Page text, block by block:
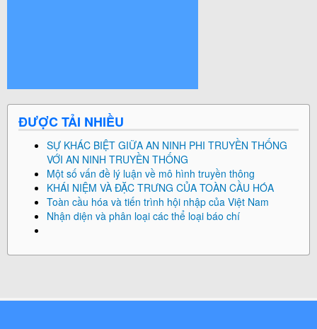
ĐƯỢC TẢI NHIỀU
SỰ KHÁC BIỆT GIỮA AN NINH PHI TRUYỀN THỐNG
VỚI AN NINH TRUYỀN THỐNG
Một số vấn đề lý luận về mô hình truyền thông
KHÁI NIỆM VÀ ĐẶC TRƯNG CỦA TOÀN CẦU HÓA
Toàn cầu hóa và tiến trình hội nhập của Việt Nam
Nhận diện và phân loại các thể loại báo chí